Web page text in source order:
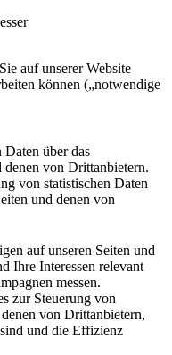
auf unserer Website
können („notwendige
über das
denen von Drittanbietern.
von statistischen Daten
und denen von
auf unseren Seiten und
Ihre Interessen relevant
messen.
zur Steuerung von
von Drittanbietern,
und die Effizienz